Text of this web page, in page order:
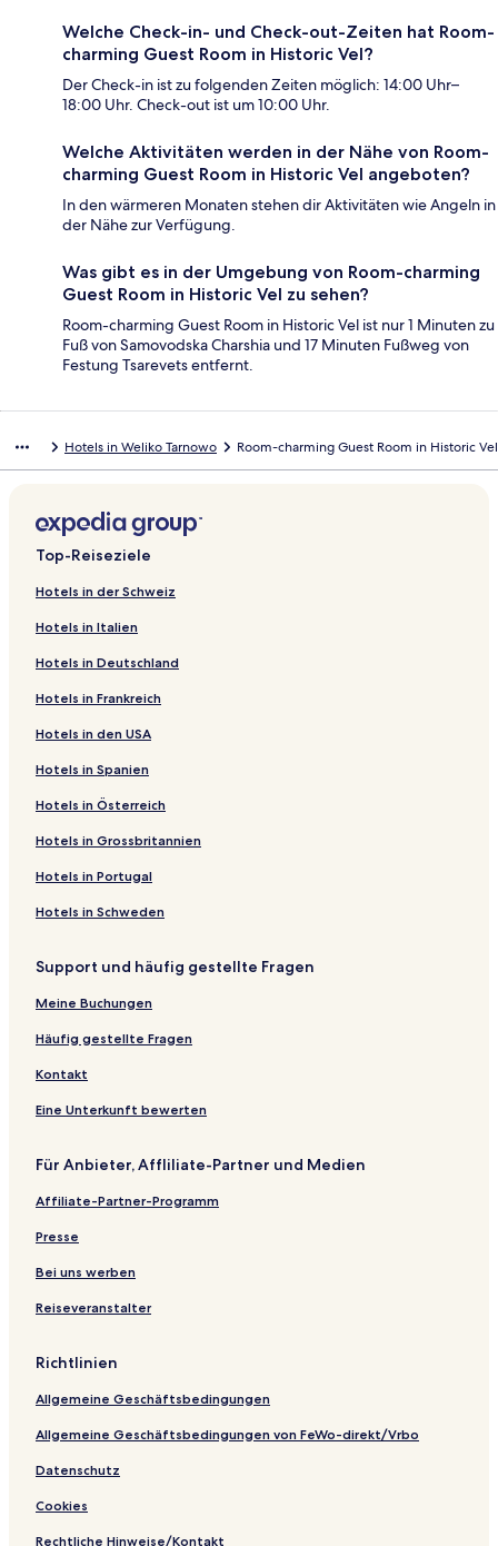
Welche Check-in- und Check-out-Zeiten hat Room-
charming Guest Room in Historic Vel?
Der Check-in ist zu folgenden Zeiten möglich: 14:00 Uhr–
18:00 Uhr. Check-out ist um 10:00 Uhr.
Welche Aktivitäten werden in der Nähe von Room-
charming Guest Room in Historic Vel angeboten?
In den wärmeren Monaten stehen dir Aktivitäten wie Angeln in
der Nähe zur Verfügung.
Was gibt es in der Umgebung von Room-charming
Guest Room in Historic Vel zu sehen?
Room-charming Guest Room in Historic Vel ist nur 1 Minuten zu
Fuß von Samovodska Charshia und 17 Minuten Fußweg von
Festung Tsarevets entfernt.
Hotels in Weliko Tarnowo Room-charming Guest Room in Historic Vel
Top-Reiseziele
Hotels in der Schweiz
Hotels in Italien
Hotels in Deutschland
Hotels in Frankreich
Hotels in den USA
Hotels in Spanien
Hotels in Österreich
Hotels in Grossbritannien
Hotels in Portugal
Hotels in Schweden
Support und häufig gestellte Fragen
Meine Buchungen
Häufig gestellte Fragen
Kontakt
Eine Unterkunft bewerten
Für Anbieter, Affliliate-Partner und Medien
Affiliate-Partner-Programm
Presse
Bei uns werben
Reiseveranstalter
Richtlinien
Allgemeine Geschäftsbedingungen
Allgemeine Geschäftsbedingungen von FeWo-direkt/Vrbo
Datenschutz
Cookies
Rechtliche Hinweise/Kontakt